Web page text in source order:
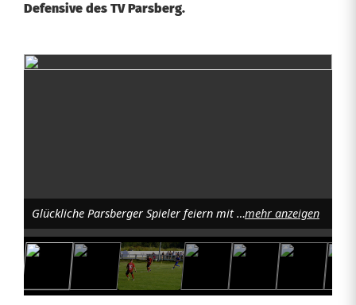
Defensive des TV Parsberg.
S
e
-
W
Glückliche Parsberger Spieler feiern mit ihren mitgebrachten Fans nach dem Auswärtssieg beim SC Luhe-Wildenau; Foto: Norbert Tannhäusermehr anzeigen